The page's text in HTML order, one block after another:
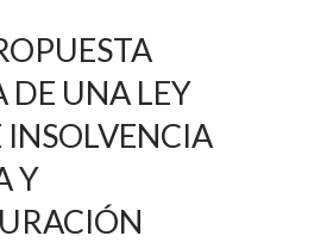
DE UNA LEY
INSOLVENCIA
Y